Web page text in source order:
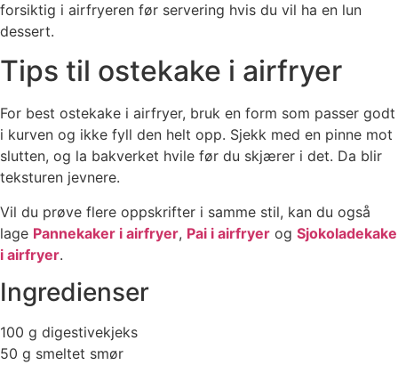
forsiktig i airfryeren før servering hvis du vil ha en lun
dessert.
Tips til ostekake i airfryer
For best ostekake i airfryer, bruk en form som passer godt
i kurven og ikke fyll den helt opp. Sjekk med en pinne mot
slutten, og la bakverket hvile før du skjærer i det. Da blir
teksturen jevnere.
Vil du prøve flere oppskrifter i samme stil, kan du også
lage Pannekaker i airfryer, Pai i airfryer og Sjokoladekake
i airfryer.
Ingredienser
100 g digestivekjeks
50 g smeltet smør